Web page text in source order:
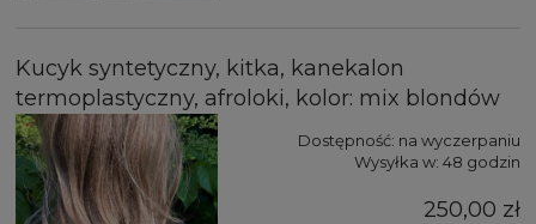
Kucyk syntetyczny, kitka, kanekalon
termoplastyczny, afroloki, kolor: mix blondów
Dostępność: na wyczerpaniu
Wysyłka w: 48 godzin
250,00 zł